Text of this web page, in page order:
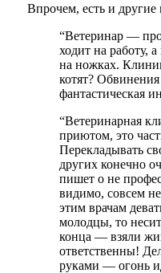
Впрочем, есть и другие
“Ветеринар —
ходит на работу,
на ножках.
котят?
фантастическая
“Ветеринарная
приютом, это
Перекладывать
других конечно
пишет о не
видимо, совсем
этим врачам
молодцы, то
конца — взяли
ответственны!
руками — огонь